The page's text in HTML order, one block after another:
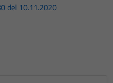
del 10.11.2020